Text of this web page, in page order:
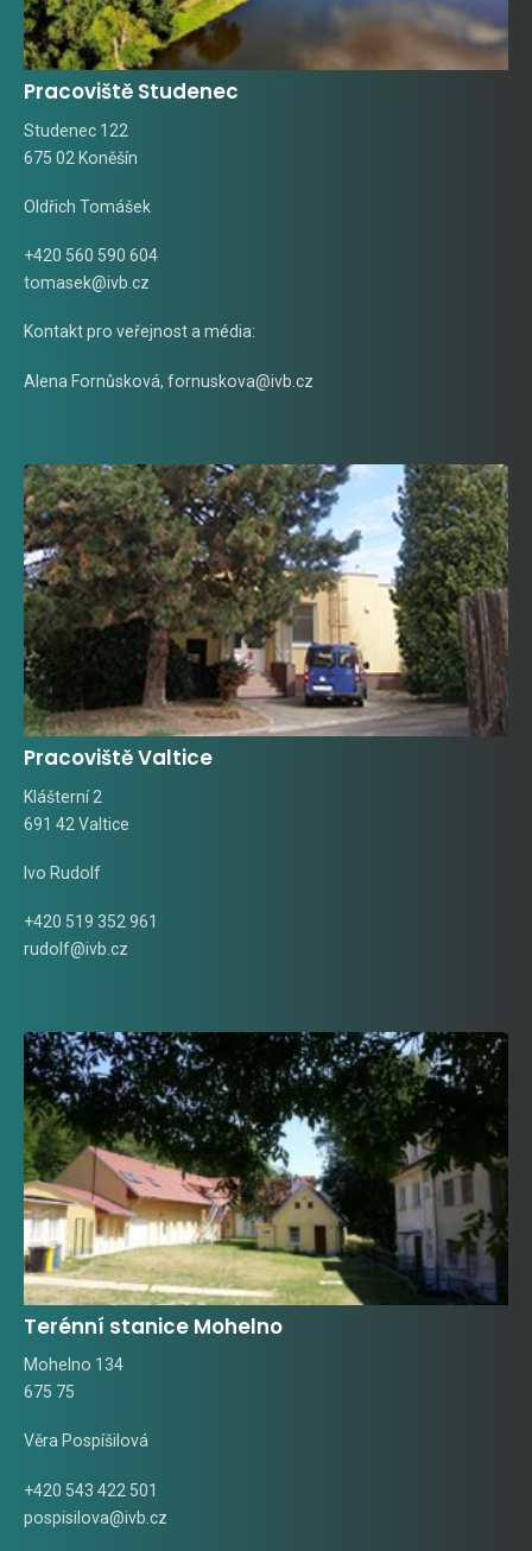
Pracoviště Studenec
Studenec 122
675 02 Koněšín
Oldřich Tomášek
+420 560 590 604
tomasek@ivb.cz
Kontakt pro veřejnost a média:
Alena Fornůsková, fornuskova@ivb.cz
Pracoviště Valtice
Klášterní 2
691 42 Valtice
Ivo Rudolf
+420 519 352 961
rudolf@ivb.cz
Terénní stanice Mohelno
Mohelno 134
675 75
Věra Pospíšilová
+420 543 422 501
pospisilova@ivb.cz